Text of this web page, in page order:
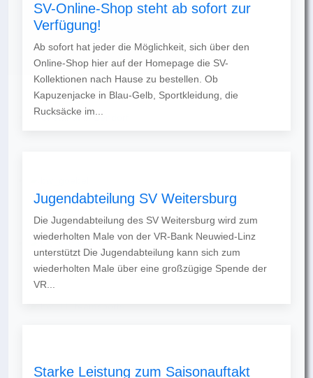
SV-Online-Shop steht ab sofort zur
Verfügung!
Ab sofort hat jeder die Möglichkeit, sich über den
Online-Shop hier auf der Homepage die SV-
Kollektionen nach Hause zu bestellen. Ob
Kapuzenjacke in Blau-Gelb, Sportkleidung, die
Rucksäcke im...
Jugendabteilung SV Weitersburg
Die Jugendabteilung des SV Weitersburg wird zum
wiederholten Male von der VR-Bank Neuwied-Linz
unterstützt Die Jugendabteilung kann sich zum
wiederholten Male über eine großzügige Spende der
VR...
Starke Leistung zum Saisonauftakt